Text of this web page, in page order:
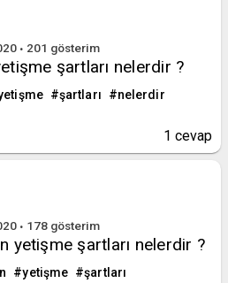
201 gösterim
şartları nelerdir ?
şartları nelerdir
1 cevap
178 gösterim
yetişme şartları nelerdir ?
yetişme şartları